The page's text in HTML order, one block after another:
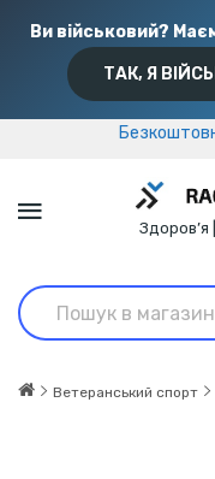
Ви військовий?
ТАК, Я
Здоров’я
Ветеранський спорт